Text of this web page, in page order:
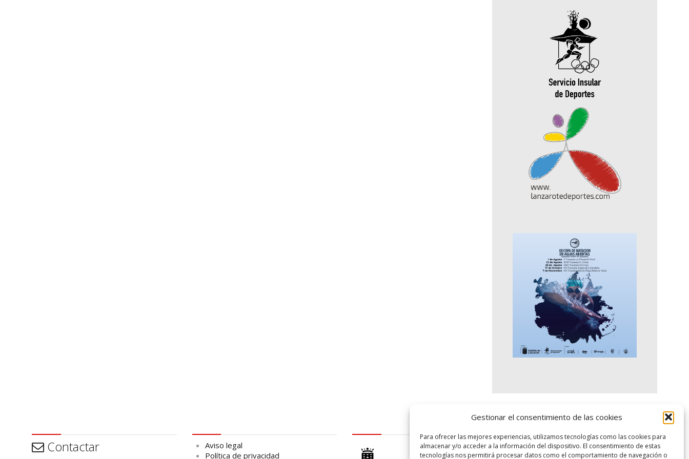
Gestionar el consentimiento de las cookies
Para ofrecer las mejores experiencias, utilizamos tecnologías como las cookies para
almacenar y/o acceder a la información del dispositivo. El consentimiento de estas
tecnologías nos permitirá procesar datos como el comportamiento de navegación o
Contactar
Aviso legal
Política de privacidad
logo SID